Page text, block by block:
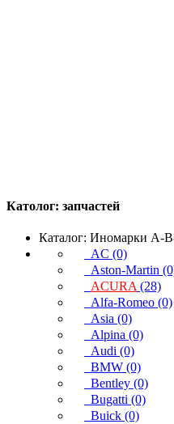
Католог: запчастей
Каталог: Иномарки A-
AC (0)
Aston-Martin
ACURA (28)
Alfa-Romeo (0)
Asia (0)
Alpina (0)
Audi (0)
BMW (0)
Bentley (0)
Bugatti (0)
Buick (0)